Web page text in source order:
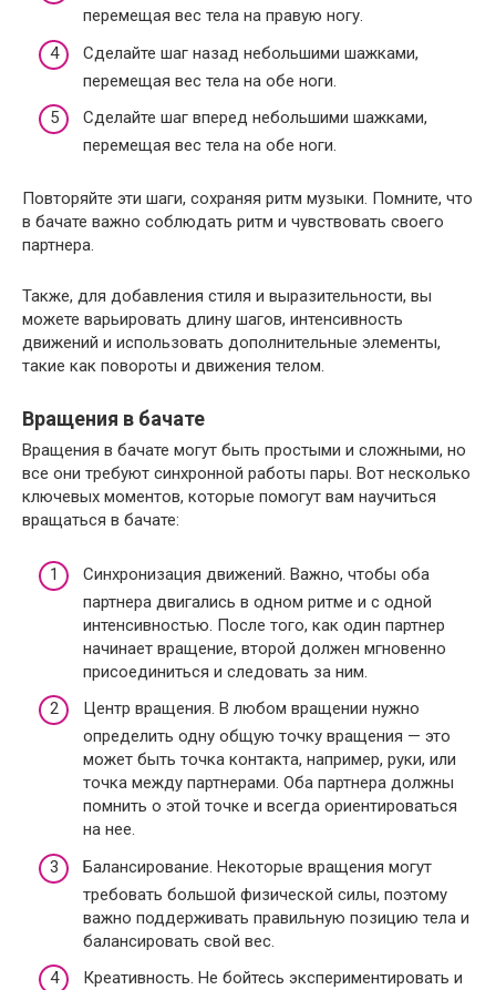
перемещая вес тела на правую ногу.
Сделайте шаг назад небольшими шажками,
перемещая вес тела на обе ноги.
Сделайте шаг вперед небольшими шажками,
перемещая вес тела на обе ноги.
Повторяйте эти шаги, сохраняя ритм музыки. Помните, что
в бачате важно соблюдать ритм и чувствовать своего
партнера.
Также, для добавления стиля и выразительности, вы
можете варьировать длину шагов, интенсивность
движений и использовать дополнительные элементы,
такие как повороты и движения телом.
Вращения в бачате
Вращения в бачате могут быть простыми и сложными, но
все они требуют синхронной работы пары. Вот несколько
ключевых моментов, которые помогут вам научиться
вращаться в бачате:
Синхронизация движений. Важно, чтобы оба
партнера двигались в одном ритме и с одной
интенсивностью. После того, как один партнер
начинает вращение, второй должен мгновенно
присоединиться и следовать за ним.
Центр вращения. В любом вращении нужно
определить одну общую точку вращения — это
может быть точка контакта, например, руки, или
точка между партнерами. Оба партнера должны
помнить о этой точке и всегда ориентироваться
на нее.
Балансирование. Некоторые вращения могут
требовать большой физической силы, поэтому
важно поддерживать правильную позицию тела и
балансировать свой вес.
Креативность. Не бойтесь экспериментировать и